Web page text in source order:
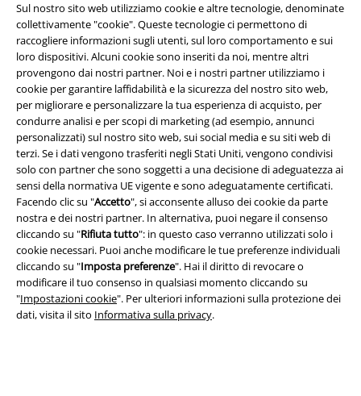
Sul nostro sito web utilizziamo cookie e altre tecnologie, denominate
collettivamente "cookie". Queste tecnologie ci permettono di
raccogliere informazioni sugli utenti, sul loro comportamento e sui
loro dispositivi. Alcuni cookie sono inseriti da noi, mentre altri
provengono dai nostri partner. Noi e i nostri partner utilizziamo i
cookie per garantire laffidabilità e la sicurezza del nostro sito web,
per migliorare e personalizzare la tua esperienza di acquisto, per
condurre analisi e per scopi di marketing (ad esempio, annunci
personalizzati) sul nostro sito web, sui social media e su siti web di
terzi. Se i dati vengono trasferiti negli Stati Uniti, vengono condivisi
solo con partner che sono soggetti a una decisione di adeguatezza ai
sensi della normativa UE vigente e sono adeguatamente certificati.
Facendo clic su "Accetto", si acconsente alluso dei cookie da parte
nostra e dei nostri partner. In alternativa, puoi negare il consenso
cliccando su "Rifiuta tutto": in questo caso verranno utilizzati solo i
cookie necessari. Puoi anche modificare le tue preferenze individuali
cliccando su "Imposta preferenze". Hai il diritto di revocare o
modificare il tuo consenso in qualsiasi momento cliccando su
"Impostazioni cookie". Per ulteriori informazioni sulla protezione dei
dati, visita il sito Informativa sulla privacy.
Info legali
Termini & Condizioni
Redazione
Legge sulla Privacy
Smaltimento rifiuti e protezione dell’ambiente
Dichiarazione di Conformità